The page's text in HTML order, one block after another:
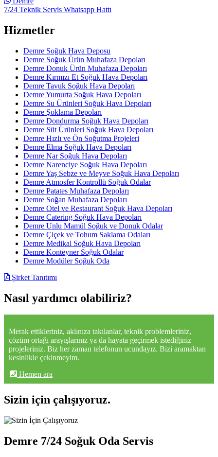
7/24 Teknik Servis Whatsapp Hattı
Hizmetler
Demre Soğuk Hava Deposu
Demre Soğuk Ürün Muhafaza Depoları
Demre Donuk Ürün Muhafaza Depoları
Demre Kırmızı Et Soğuk Hava Depoları
Demre Tavuk Soğuk Hava Depoları
Demre Yumurta Soğuk Hava Depoları
Demre Su Ürünleri Soğuk Hava Depoları
Demre Şoklama Depoları
Demre Dondurma Soğuk Hava Depoları
Demre Süt Ürünleri Soğuk Hava Depoları
Demre Hızlı ve Ön Soğutma Projeleri
Demre Elma Soğuk Hava Depoları
Demre Nar Soğuk Hava Depoları
Demre Narenciye Soğuk Hava Depoları
Demre Yaş Sebze ve Meyve Soğuk Hava Depoları
Demre Atmosfer Kontrollü Soğuk Odalar
Demre Patates Muhafaza Depoları
Demre Soğan Muhafaza Depoları
Demre Otel ve Restaurant Soğuk Hava Depoları
Demre Catering Soğuk Hava Depoları
Demre Unlu Mamül Soğuk ve Donuk Odalar
Demre Çiçek ve Tohum Saklama Odaları
Demre Medikal Soğuk Hava Depoları
Demre Konteyner Soğuk Odalar
Demre Modüler Soğuk Oda
Şirket Tanıtımı
Nasıl yardımcı olabiliriz?
Merak ettikleriniz, aklınıza takılanlar, teknik problemleriniz,
çözüm ortağı arayışlarınız ya da hayata geçirmek istediğiniz
projeleriniz. Biz her zaman telefonun ucundayız. Bizi aramaktan
kesinlikle çekinmeyim.
Hemen ara
Sizin için çalışıyoruz.
Demre 7/24 Soğuk Oda Servis